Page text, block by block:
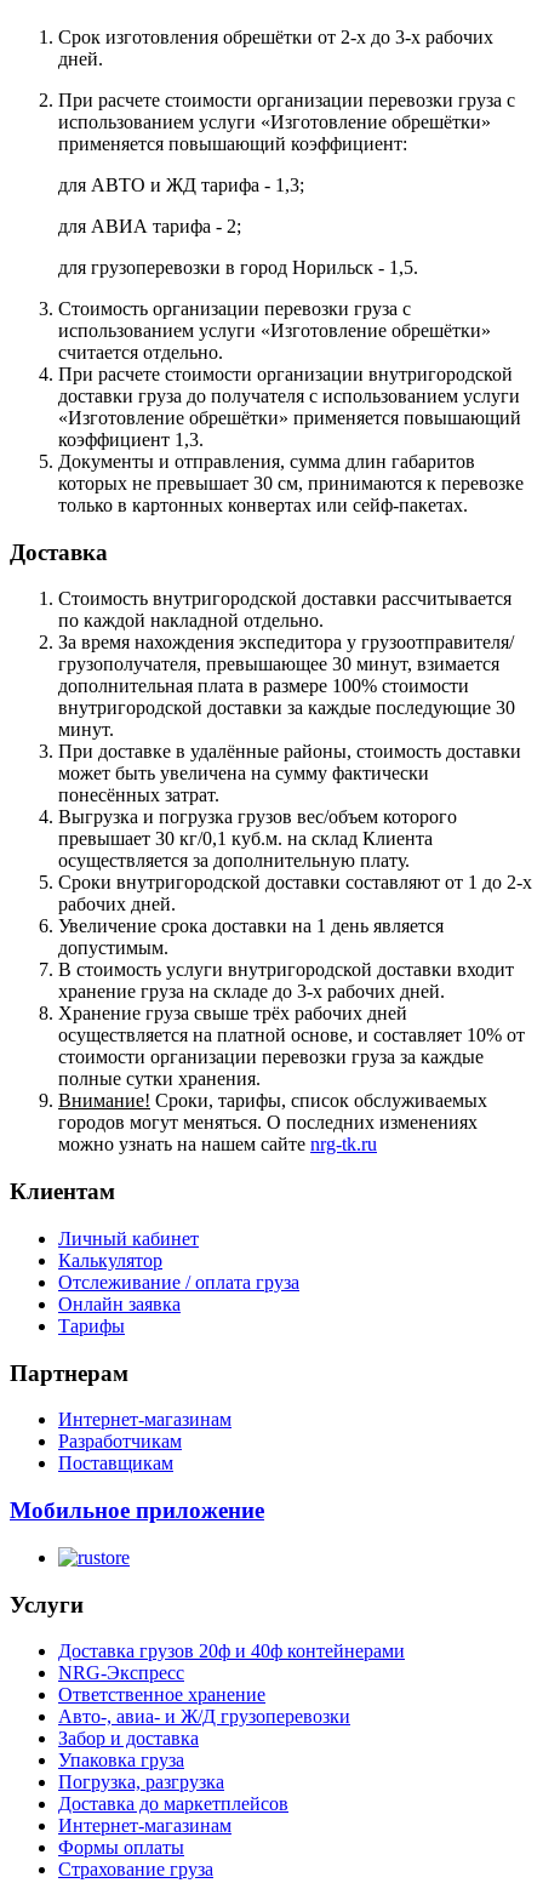
Срок изготовления обрешётки от 2-х до 3-х рабочих
дней.
При расчете стоимости организации перевозки груза с
использованием услуги «Изготовление обрешётки»
применяется повышающий коэффициент:
для АВТО и ЖД тарифа - 1,3;
для АВИА тарифа - 2;
для грузоперевозки в город Норильск - 1,5.
Стоимость организации перевозки груза с
использованием услуги «Изготовление обрешётки»
считается отдельно.
При расчете стоимости организации внутригородской
доставки груза до получателя с использованием услуги
«Изготовление обрешётки» применяется повышающий
коэффициент 1,3.
Документы и отправления, сумма длин габаритов
которых не превышает 30 см, принимаются к перевозке
только в картонных конвертах или сейф-пакетах.
Доставка
Стоимость внутригородской доставки рассчитывается
по каждой накладной отдельно.
За время нахождения экспедитора у грузоотправителя/
грузополучателя, превышающее 30 минут, взимается
дополнительная плата в размере 100% стоимости
внутригородской доставки за каждые последующие 30
минут.
При доставке в удалённые районы, стоимость доставки
может быть увеличена на сумму фактически
понесённых затрат.
Выгрузка и погрузка грузов вес/объем которого
превышает 30 кг/0,1 куб.м. на склад Клиента
осуществляется за дополнительную плату.
Сроки внутригородской доставки составляют от 1 до 2-х
рабочих дней.
Увеличение срока доставки на 1 день является
допустимым.
В стоимость услуги внутригородской доставки входит
хранение груза на складе до 3-х рабочих дней.
Хранение груза свыше трёх рабочих дней
осуществляется на платной основе, и составляет 10% от
стоимости организации перевозки груза за каждые
полные сутки хранения.
Внимание! Сроки, тарифы, список обслуживаемых
городов могут меняться. О последних изменениях
можно узнать на нашем сайте nrg-tk.ru
Клиентам
Личный кабинет
Калькулятор
Отслеживание / оплата груза
Онлайн заявка
Тарифы
Партнерам
Интернет-магазинам
Разработчикам
Поставщикам
Мобильное приложение
Услуги
Доставка грузов 20ф и 40ф контейнерами
NRG-Экспресс
Ответственное хранение
Авто-, авиа- и Ж/Д грузоперевозки
Забор и доставка
Упаковка груза
Погрузка, разгрузка
Доставка до маркетплейсов
Интернет-магазинам
Формы оплаты
Страхование груза